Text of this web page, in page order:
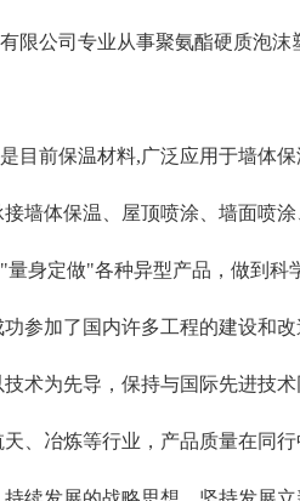
限公司专业从事聚氨酯硬质泡
目前保温材料,广泛应用于墙体
墙体保温、屋顶喷涂、墙面喷
定做"各种异型产品，做到科
参加了国内许多工程的建设和改
为先导，保持与国际先进技术
、冶炼等行业，产品质量在同